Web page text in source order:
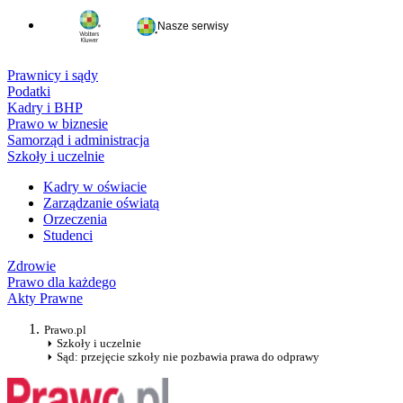
Nasze serwisy
Prawnicy i sądy
Podatki
Kadry i BHP
Prawo w biznesie
Samorząd i administracja
Szkoły i uczelnie
Kadry w oświacie
Zarządzanie oświatą
Orzeczenia
Studenci
Zdrowie
Prawo dla każdego
Akty Prawne
Prawo.pl
Szkoły i uczelnie
Sąd: przejęcie szkoły nie pozbawia prawa do odprawy